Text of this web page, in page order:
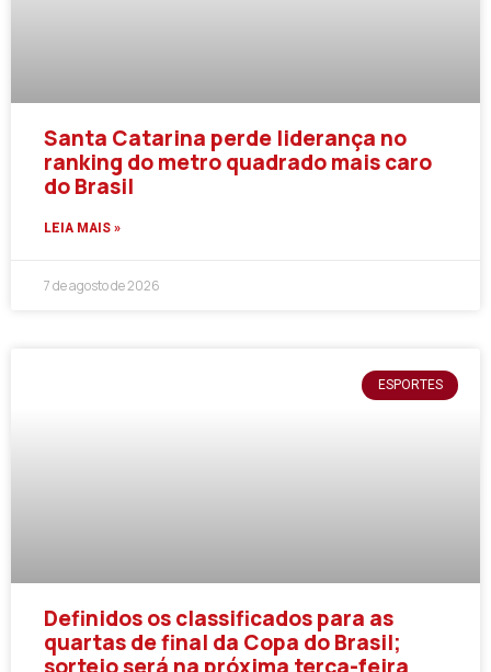
Santa Catarina perde liderança no
ranking do metro quadrado mais caro
do Brasil
LEIA MAIS »
7 de agosto de 2026
ESPORTES
Definidos os classificados para as
quartas de final da Copa do Brasil;